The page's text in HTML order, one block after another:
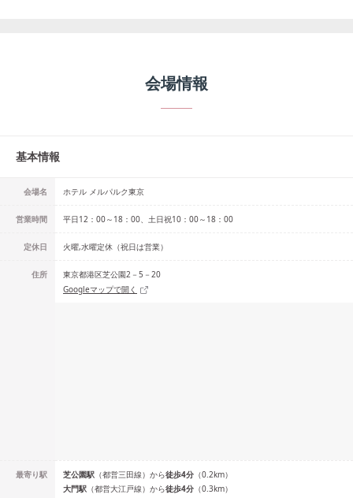
会場情報
基本情報
会場名 ホテル メルパルク東京
営業時間 平日12：00～18：00、土日祝10：00～18：00
定休日 火曜,水曜定休（祝日は営業）
住所
東京都港区芝公園2－5－20
Googleマップで開く
最寄り駅 芝公園駅 （都営三田線） から徒歩4分 （0.2km）
大門駅 （都営大江戸線） から徒歩4分 （0.3km）